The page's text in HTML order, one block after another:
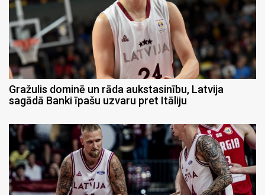
Gražulis dominē un rāda aukstasinību, Latvija
sagādā Banki īpašu uzvaru pret Itāliju